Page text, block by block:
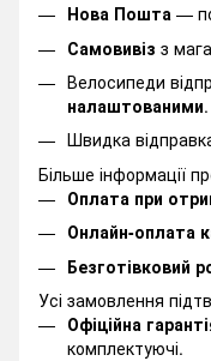
Нова Пошта —
Самовивіз з
Велосипеди
налаштованими.
Швидка
Більше інформації
Оплата при
Онлайн-оплата
Безготівковий
Усі замовлення
Офіційна
комплектуючі.